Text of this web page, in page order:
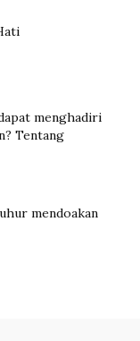
menghadiri
Tentang
mendoakan